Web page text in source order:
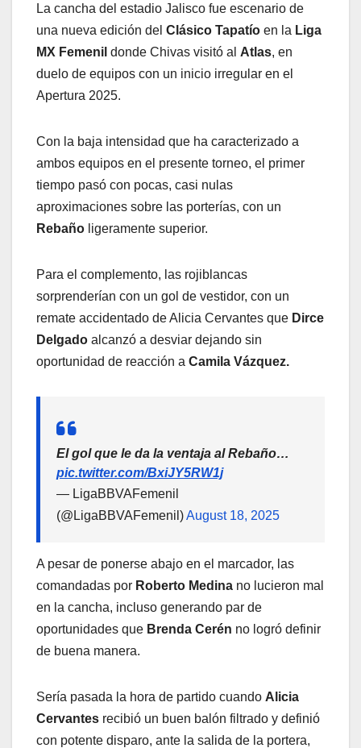
La cancha del estadio Jalisco fue escenario de
una nueva edición del Clásico Tapatío en la Liga
MX Femenil donde Chivas visitó al Atlas, en
duelo de equipos con un inicio irregular en el
Apertura 2025.
Con la baja intensidad que ha caracterizado a
ambos equipos en el presente torneo, el primer
tiempo pasó con pocas, casi nulas
aproximaciones sobre las porterías, con un
Rebaño ligeramente superior.
Para el complemento, las rojiblancas
sorprenderían con un gol de vestidor, con un
remate accidentado de Alicia Cervantes que Dirce
Delgado alcanzó a desviar dejando sin
oportunidad de reacción a Camila Vázquez.
El gol que le da la ventaja al Rebaño…
pic.twitter.com/BxiJY5RW1j
— LigaBBVAFemenil
(@LigaBBVAFemenil)August 18, 2025
A pesar de ponerse abajo en el marcador, las
comandadas por Roberto Medina no lucieron mal
en la cancha, incluso generando par de
oportunidades que Brenda Cerén no logró definir
de buena manera.
Sería pasada la hora de partido cuando Alicia
Cervantes recibió un buen balón filtrado y definió
con potente disparo, ante la salida de la portera,